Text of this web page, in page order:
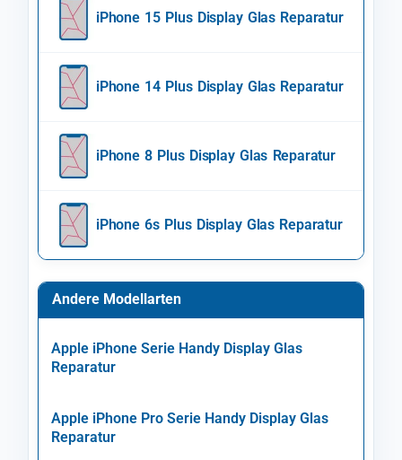
iPhone 15 Plus Display Glas Reparatur
iPhone 14 Plus Display Glas Reparatur
iPhone 8 Plus Display Glas Reparatur
iPhone 6s Plus Display Glas Reparatur
Andere Modellarten
Apple iPhone Serie Handy Display Glas
Reparatur
Apple iPhone Pro Serie Handy Display Glas
Reparatur